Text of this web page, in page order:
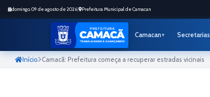
domingo, 09 de agosto de 2026 Prefeitura Municipal de Camacan
Camacan Secretarias
Início Camacã: Prefeitura começa a recuperar estradas vicinais